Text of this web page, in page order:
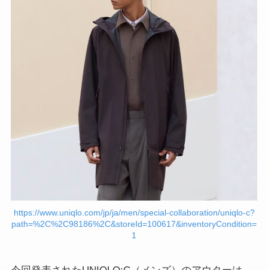
https://www.uniqlo.com/jp/ja/men/special-collaboration/uniqlo-c?
path=%2C%2C98186%2C&storeId=100617&inventoryCondition=
1